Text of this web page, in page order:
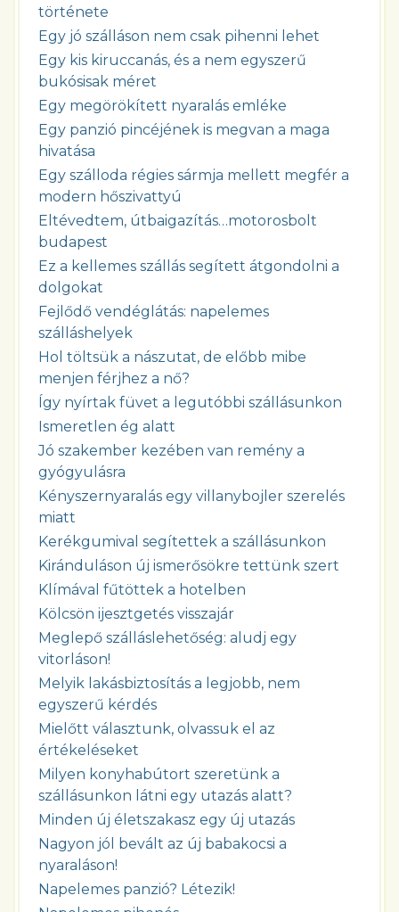
története
Egy jó szálláson nem csak pihenni lehet
Egy kis kiruccanás, és a nem egyszerű
bukósisak méret
Egy megörökített nyaralás emléke
Egy panzió pincéjének is megvan a maga
hivatása
Egy szálloda régies sármja mellett megfér a
modern hőszivattyú
Eltévedtem, útbaigazítás…motorosbolt
budapest
Ez a kellemes szállás segített átgondolni a
dolgokat
Fejlődő vendéglátás: napelemes
szálláshelyek
Hol töltsük a nászutat, de előbb mibe
menjen férjhez a nő?
Így nyírtak füvet a legutóbbi szállásunkon
Ismeretlen ég alatt
Jó szakember kezében van remény a
gyógyulásra
Kényszernyaralás egy villanybojler szerelés
miatt
Kerékgumival segítettek a szállásunkon
Kiránduláson új ismerősökre tettünk szert
Klímával fűtöttek a hotelben
Kölcsön ijesztgetés visszajár
Meglepő szálláslehetőség: aludj egy
vitorláson!
Melyik lakásbiztosítás a legjobb, nem
egyszerű kérdés
Mielőtt választunk, olvassuk el az
értékeléseket
Milyen konyhabútort szeretünk a
szállásunkon látni egy utazás alatt?
Minden új életszakasz egy új utazás
Nagyon jól bevált az új babakocsi a
nyaraláson!
Napelemes panzió? Létezik!